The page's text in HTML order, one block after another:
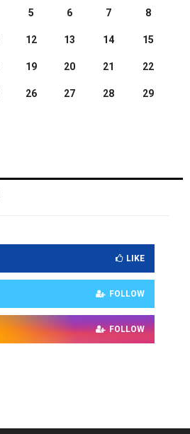
5 6 7 8
12 13 14 15
19 20 21 22
26 27 28 29
LIKE
FOLLOW
FOLLOW